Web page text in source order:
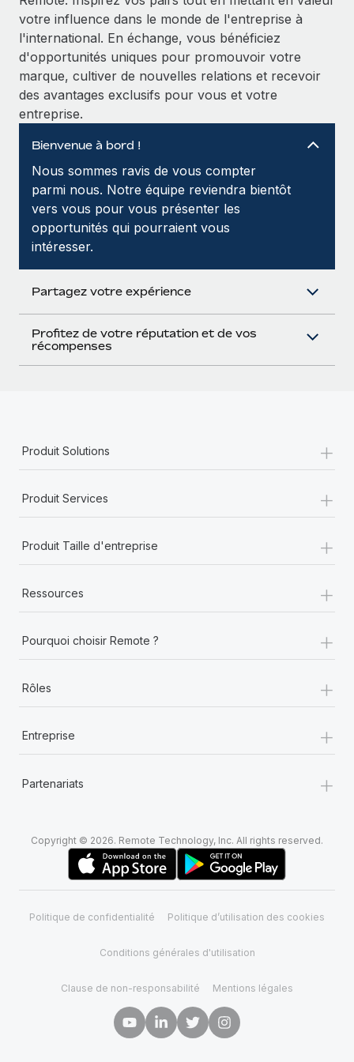
Création d’entité
Établissez des entités rapidement et en toute
Mobilité et déménagement international
Organisez facilement le déménagement de vos
employés
Gérez facilement les avantages sociaux
Intégration Remote x BambooHR : du local à
l’international, le recrutement sans changer de
plateforme
Impact Les clients BambooHR peuvent désormais
embaucher et gérer les employés internationaux...
En savoir plus
Explorer le blog
BLOG
Mises à jour des produits de Remote :
Intégrations Gusto et Xero et Gestion des
freelances Plus
Remote a toujours pour mission d'aider les entreprises de
toute taille à embaucher, gérer et payer...
En savoir plus
Comment Phiture gère ses 55 employés
répartis dans 19 pays grâce à Remote
Phiture, un leader notable du conseil en matière de
croissance mobile internationale, encourage les...
En savoir plus
Bienvenue à bord !
Nous sommes ravis de vous compter
parmi nous. Notre équipe reviendra bientôt
vers vous pour vous présenter les
opportunités qui pourraient vous
intéresser.
Partagez votre expérience
Profitez de votre réputation et de vos
récompenses
votre influence dans le monde de l'entreprise à
l'international. En échange, vous bénéficiez
d'opportunités uniques pour promouvoir votre
marque, cultiver de nouvelles relations et recevoir
des avantages exclusifs pour vous et votre
entreprise.
Produit Solutions +
Produit Services +
Produit Taille d'entreprise +
Ressources +
Pourquoi choisir Remote ? +
Rôles +
Entreprise +
Partenariats +
Copyright © 2026. Remote Technology, Inc. All rights reserved.
Politique de confidentialité Politique d’utilisation des cookies
Conditions générales d'utilisation
Clause de non-responsabilité Mentions légales